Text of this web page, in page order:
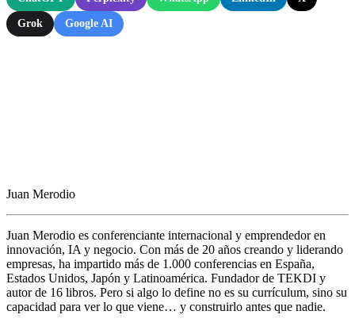
Grok Google AI
Juan Merodio
Juan Merodio es conferenciante internacional y emprendedor en
innovación, IA y negocio. Con más de 20 años creando y liderando
empresas, ha impartido más de 1.000 conferencias en España,
Estados Unidos, Japón y Latinoamérica. Fundador de TEKDI y
autor de 16 libros. Pero si algo lo define no es su currículum, sino su
capacidad para ver lo que viene… y construirlo antes que nadie.